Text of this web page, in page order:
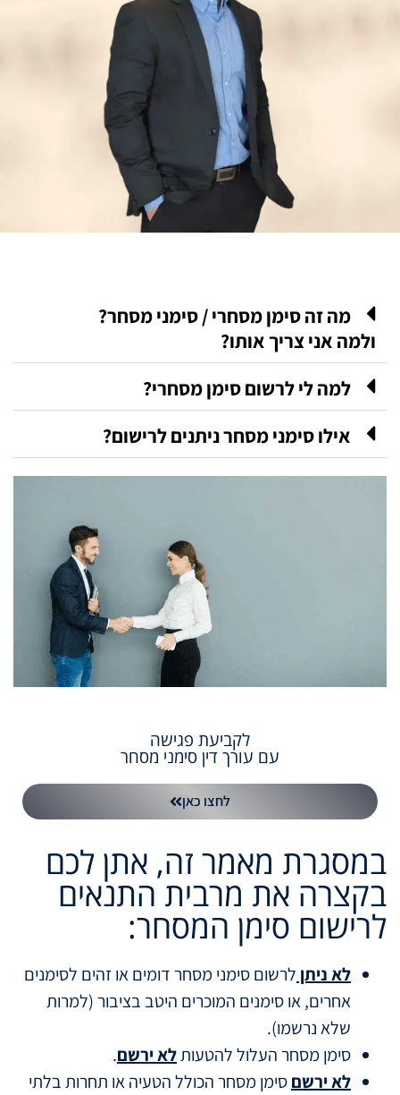
מה זה סימן מסחרי / סימני מסחר?
ולמה אני צריך אותו?
למה לי לרשום סימן מסחרי?
אילו סימני מסחר ניתנים לרישום?
לקביעת פגישה
עם עורך דין סימני מסחר
לחצו כאן
במסגרת מאמר זה, אתן לכם
בקצרה את מרבית התנאים
לרישום סימן המסחר:
לא ניתן לרשום סימני מסחר דומים או זהים לסימנים
אחרים, או סימנים המוכרים היטב בציבור (למרות
שלא נרשמו).
סימן מסחר העלול להטעותלא ירשם.
לא ירשםסימן מסחר הכולל הטעיה או תחרות בלתי